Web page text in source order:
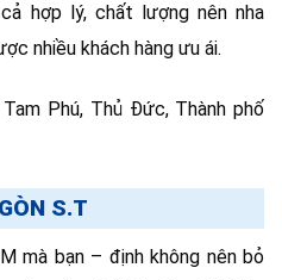
hợp lý, chất lượng nên nha
nhiều khách hàng ưu ái.
Phú, Thủ Đức, Thành phố
S.T
mà bạn – định không nên bỏ